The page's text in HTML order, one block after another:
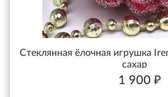
Стеклянная ёлочная игрушка
сахар
1 900 ₽